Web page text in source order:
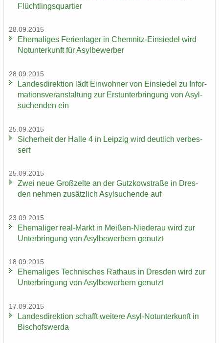
Flücht­lings­quar­tier
28.09.2015
Ehe­ma­li­ges Fe­ri­en­la­ger in Chemnitz-​Einsiedel wird
Not­un­ter­kunft für Asyl­be­wer­ber
28.09.2015
Lan­des­di­rek­ti­on lädt Ein­woh­ner von Ein­sie­del zu In­for­
ma­ti­ons­ver­an­stal­tung zur Erst­un­ter­brin­gung von Asyl­
su­chen­den ein
25.09.2015
Si­cher­heit der Halle 4 in Leip­zig wird deut­lich ver­bes­
sert
25.09.2015
Zwei neue Groß­zel­te an der Gutz­kow­stra­ße in Dres­
den neh­men zu­sätz­lich Asyl­su­chen­de auf
23.09.2015
Ehe­ma­li­ger real-​Markt in Meißen-​Niederau wird zur
Un­ter­brin­gung von Asyl­be­wer­bern ge­nutzt
18.09.2015
Ehe­ma­li­ges Tech­ni­sches Rat­haus in Dres­den wird zur
Un­ter­brin­gung von Asyl­be­wer­bern ge­nutzt
17.09.2015
Lan­des­di­rek­ti­on schafft wei­te­re Asyl-​Notunterkunft in
Bi­schofs­wer­da